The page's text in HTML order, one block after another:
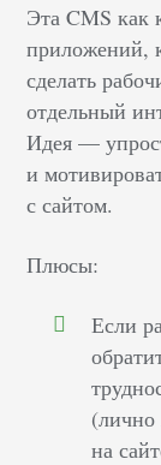
Эта CMS как
приложений,
сделать
отдельный
Идея —
и
с сайтом.
Плюсы:
Если
(лично
на